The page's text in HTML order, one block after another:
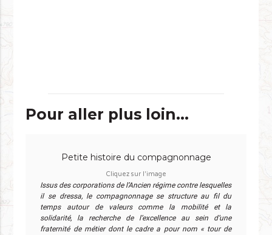
Pour aller plus loin...
Petite histoire du compagnonnage
Cliquez sur l'image
Issus des corporations de l’Ancien régime contre lesquelles
il se dressa, le compagnonnage se structure au fil du
temps autour de valeurs comme la mobilité et la
solidarité, la recherche de l’excellence au sein d’une
fraternité de métier dont le cadre a pour nom « tour de